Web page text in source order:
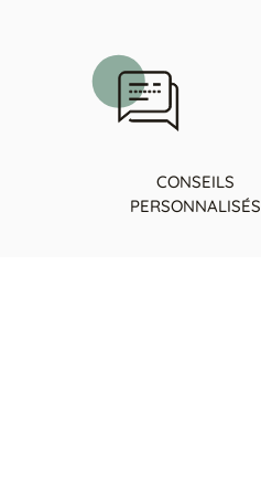
CONSEILS
PERSONNALISÉS